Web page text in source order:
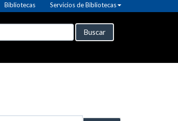
Bibliotecas Servicios de Bibliotecas
Buscar